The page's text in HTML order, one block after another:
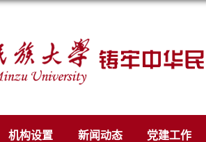
机构设置 新闻动态 党建工作